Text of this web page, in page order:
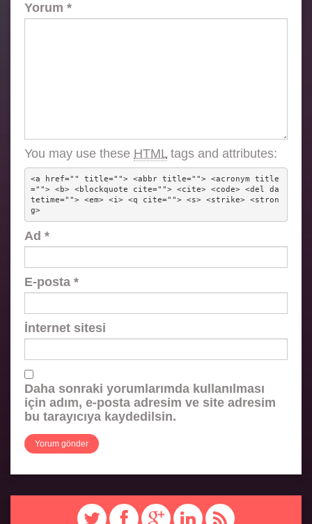
Yorum *
You may use these HTMLtags and attributes:
<a href="" title=""> <abbr title=""> <acronym title
=""> <b> <blockquote cite=""> <cite> <code> <del da
tetime=""> <em> <i> <q cite=""> <s> <strike> <stron
g>
Ad *
E-posta *
İnternet sitesi
Daha sonraki yorumlarımda kullanılması
için adım, e-posta adresim ve site adresim
bu tarayıcıya kaydedilsin.